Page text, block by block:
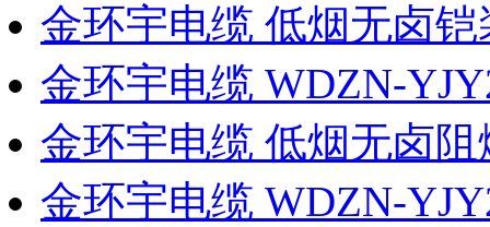
金环宇电缆 低烟无卤
金环宇电缆 WDZN-
金环宇电缆 低烟无卤
金环宇电缆 WDZN-